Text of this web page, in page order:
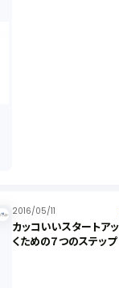
2016/05/11
カッコいいスタートア
くための７つのステップ